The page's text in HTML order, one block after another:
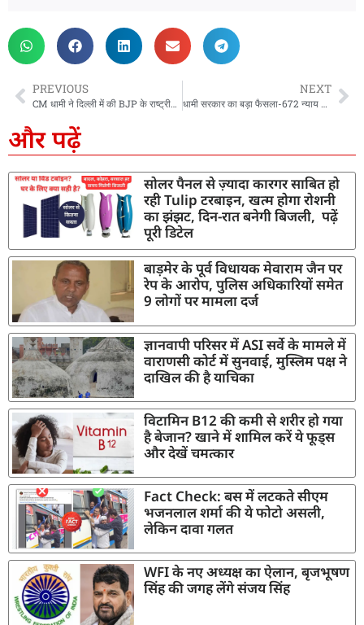
PREVIOUS
CM धामी ने दिल्ली में की BJP के राष्ट्रीय कार्यकारी अध्यक्ष नितिन नबीन से मुलाक़ात, BJP राष्ट्रीय अध्यक्ष के नॉमिनेशन में भी हुए शामिल
NEXT
धामी सरकार का बड़ा फैसला-672 न्याय पंचायतों में तैनात कृषि सहायकों का मानदेय बढ़ाया, अब 8300 की जगह मिलेंगे 12391 रुपये
और पढ़ें
सोलर पैनल से ज़्यादा कारगर साबित हो
रही Tulip टरबाइन, खत्म होगा रोशनी
का झंझट, दिन-रात बनेगी बिजली, पढ़ें
पूरी डिटेल
बाड़मेर के पूर्व विधायक मेवाराम जैन पर
रेप के आरोप, पुलिस अधिकारियों समेत
9 लोगों पर मामला दर्ज
ज्ञानवापी परिसर में ASI सर्वे के मामले में
वाराणसी कोर्ट में सुनवाई, मुस्लिम पक्ष ने
दाखिल की है याचिका
विटामिन B12 की कमी से शरीर हो गया
है बेजान? खाने में शामिल करें ये फूड्स
और देखें चमत्कार
Fact Check: बस में लटकते सीएम
भजनलाल शर्मा की ये फोटो असली,
लेकिन दावा गलत
WFI के नए अध्यक्ष का ऐलान, बृजभूषण
सिंह की जगह लेंगे संजय सिंह